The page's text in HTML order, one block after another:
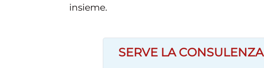
insieme.
SERVE LA